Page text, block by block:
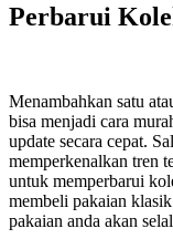
Perbarui
Menambahkan satu
bisa menjadi cara
update secara cepat.
memperkenalkan tren
untuk memperbarui
membeli pakaian
pakaian anda akan